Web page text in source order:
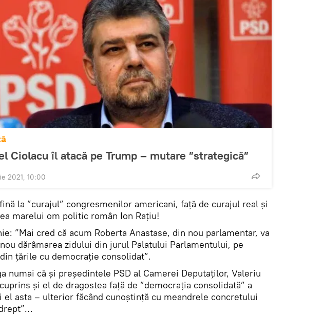
Ciolacu îl atacă pe Trump – mutare ”strategică”
2021, 10:00
la ”curajul” congresmenilor americani, față de curajul real și
marelui om politic român Ion Rațiu!
”Mai cred că acum Roberta Anastase, din nou parlamentar, va
dărâmarea zidului din jurul Palatului Parlamentului, pe
țările cu democrație consolidat”.
numai că și președintele PSD al Camerei Deputaților, Valeriu
și el de dragostea față de ”democrația consolidată” a
el asta – ulterior făcând cunoștință cu meandrele concretului